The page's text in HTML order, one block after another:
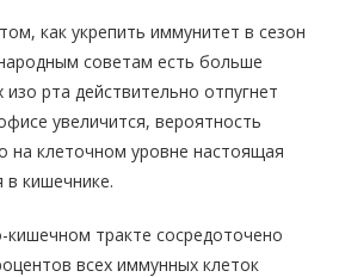
как укрепить иммунитет в сезон
советам есть больше
изо рта действительно отпугнет
увеличится, вероятность
на клеточном уровне настоящая
кишечнике.
тракте сосредоточено
всех иммунных клеток